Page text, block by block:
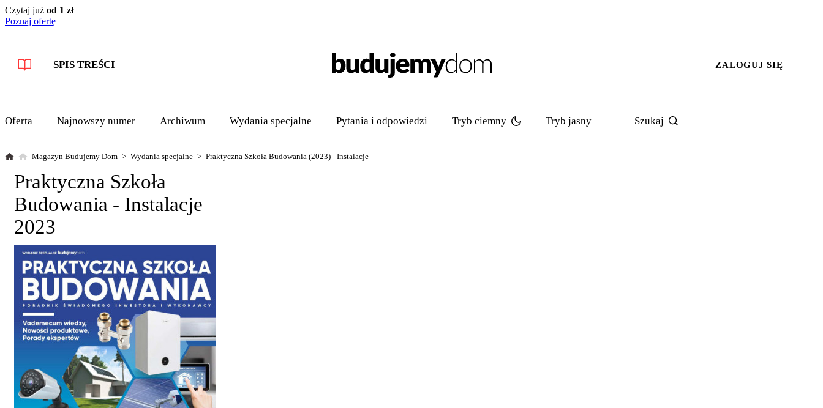
Czytaj już od 1 zł
Poznaj ofertę
SPIS TREŚCI ZALOGUJ SIĘ
Oferta Najnowszy numer Archiwum Wydania specjalne Pytania i odpowiedzi Tryb ciemny Tryb jasny Szukaj
Magazyn Budujemy Dom Wydania specjalne Praktyczna Szkoła Budowania (2023) - Instalacje
Praktyczna Szkoła
Budowania - Instalacje
2023